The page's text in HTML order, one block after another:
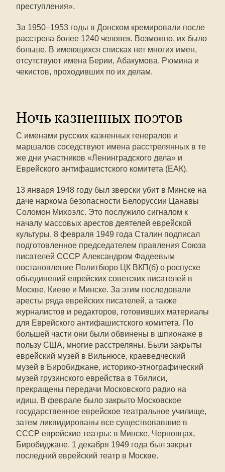
преступления».
За 1950–1953 годы в Донском кремировали после
расстрела более 1240 человек. Возможно, их было
больше. В имеющихся списках нет многих имен,
отсутствуют имена Берии, Абакумова, Рюмина и
чекистов, проходивших по их делам.
Ночь казненных поэтов
С именами русских казненных генералов и
маршалов соседствуют имена расстрелянных в те
же дни участников «Ленинградского дела» и
Еврейского антифашистского комитета (ЕАК).
13 января 1948 году был зверски убит в Минске на
даче наркома безопасности Белоруссии Цанавы
Соломон Михоэлс. Это послужило сигналом к
началу массовых арестов деятелей еврейской
культуры. 8 февраля 1949 года Сталин подписал
подготовленное председателем правления Союза
писателей СССР Александром Фадеевым
постановление Политбюро ЦК ВКП(б) о роспуске
объединений еврейских советских писателей в
Москве, Киеве и Минске. За этим последовали
аресты ряда еврейских писателей, а также
журналистов и редакторов, готовивших материалы
для Еврейского антифашистского комитета. По
большей части они были обвинены в шпионаже в
пользу США, многие расстреляны. Были закрыты
еврейский музей в Вильнюсе, краеведческий
музей в Биробиджане, историко-этнографический
музей грузинского еврейства в Тбилиси,
прекращены передачи Московского радио на
идиш. В феврале было закрыто Московское
государственное еврейское театральное училище,
затем ликвидированы все существовавшие в
СССР еврейские театры: в Минске, Черновцах,
Биробиджане. 1 декабря 1949 года был закрыт
последний еврейский театр в Москве.